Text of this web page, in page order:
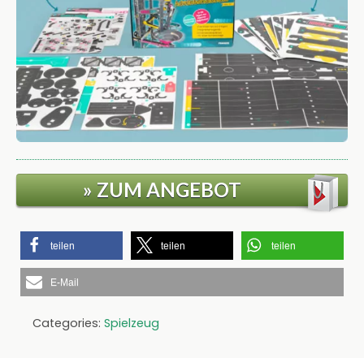
» ZUM ANGEBOT
teilen teilen teilen
E-Mail
Categories: Spielzeug